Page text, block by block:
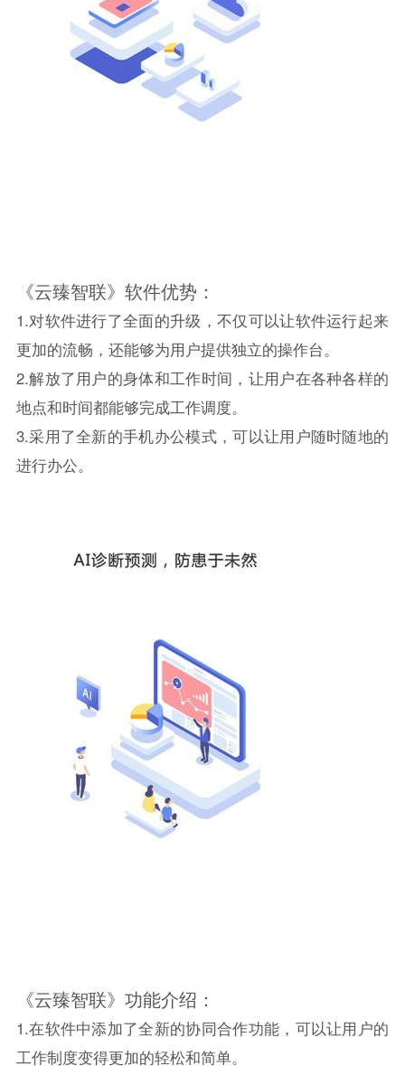
《云臻智联》软件优势：
1.对软件进行了全面的升级，不仅可以让软件运行起来
更加的流畅，还能够为用户提供独立的操作台。
2.解放了用户的身体和工作时间，让用户在各种各样的
地点和时间都能够完成工作调度。
3.采用了全新的手机办公模式，可以让用户随时随地的
进行办公。
《云臻智联》功能介绍：
1.在软件中添加了全新的协同合作功能，可以让用户的
工作制度变得更加的轻松和简单。